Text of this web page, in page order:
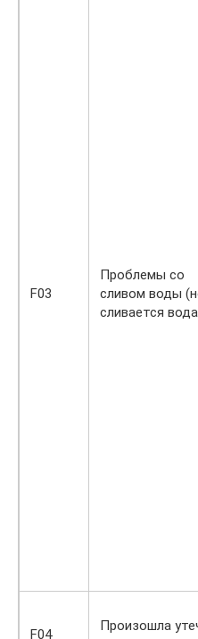
F03
Проблемы со
сливом воды
сливается
F04
Произошла